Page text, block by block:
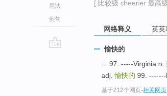
用法
例句
[ 比较级 cheerier 最高
网络释义 英英
愉快的
... 97. -----Virginia
adj.愉快的 99. -------
基于212个网页-相关网页